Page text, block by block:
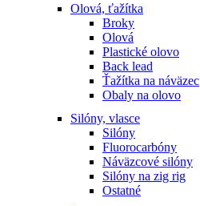
Olová, ťažítka
Broky
Olová
Plastické olovo
Back lead
Ťažítka na náväzec
Obaly na olovo
Silóny, vlasce
Silóny
Fluorocarbóny
Náväzcové silóny
Silóny na zig rig
Ostatné